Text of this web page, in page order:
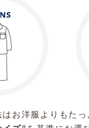
お洋服よりもた